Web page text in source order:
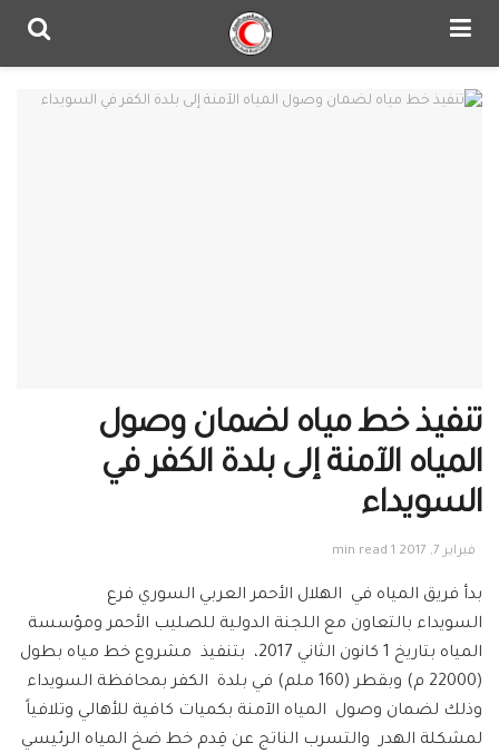
تنفيذ خط مياه لضمان وصول
المياه الآمنة إلى بلدة الكفر في
السويداء
فبراير 7, 2017 1 min read
بدأ فريق المياه في الهلال الأحمر العربي السوري فرع
السويداء بالتعاون مع اللجنة الدولية للصليب الأحمر ومؤسسة
المياه بتاريخ 1 كانون الثاني 2017، بتنفيذ مشروع خط مياه بطول
(22000 م) وبقطر (160 ملم) في بلدة الكفر بمحافظة السويداء
وذلك لضمان وصول المياه الآمنة بكميات كافية للأهالي وتلافياً
لمشكلة الهدر والتسرب الناتج عن قِدم خط ضخ المياه الرئيسي